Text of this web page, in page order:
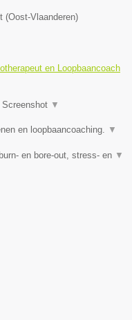
(Oost-Vlaanderen)
en Loopbaancoach
Screenshot ▼
en loopbaancoaching. ▼
en bore-out, stress- en ▼